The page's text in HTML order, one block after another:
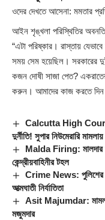
ওদের দেখতে আসেনা: মমতার
আইন শৃঙ্খলা পরিস্থিতির
“এটা পরিষ্কার। রাস্তায়
সময় সেম হয়েছিল। সরকারের
কজন দোষী সাজা পেত?
করুন। আমাদের কাজ করতে
Calcutta High Court:
দুর্নীতি! সুপার নিউমেরারি
Malda Firing: মালদার
কেন্দ্রীয়বাহিনীর টহল
Crime News: পুলিশের
আত্মঘাতী নির্যাতিতা
Asit Majumdar: মামলা-
মজুমদার